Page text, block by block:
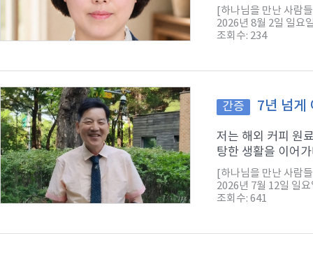
[하나님을 만난 사람
2026년 8월 2일 일요
조회수: 234
간증 7년 넘게
저는 해외 커피 원
탕한 생활을 이어
[하나님을 만난 사람
2026년 7월 12일 일요
조회수: 641